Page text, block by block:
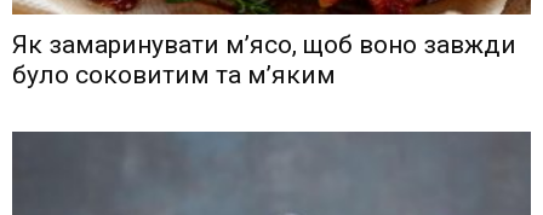
Як замаринувати м’ясо, щоб воно завжди
було соковитим та м’яким